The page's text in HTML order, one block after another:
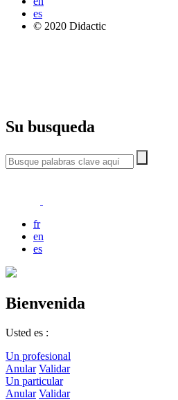
es
© 2020 Didactic
Su busqueda
fr
en
es
Bienvenida
Usted es :
Un profesional
Anular Validar
Un particular
Anular Validar